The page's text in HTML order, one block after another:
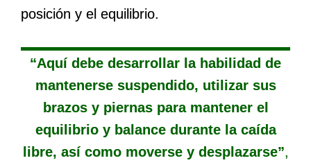
posición y el equilibrio.
“Aquí debe desarrollar la habilidad de
mantenerse suspendido, utilizar sus
brazos y piernas para mantener el
equilibrio y balance durante la caída
libre, así como moverse y desplazarse”,